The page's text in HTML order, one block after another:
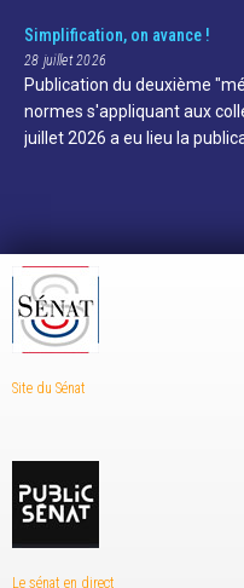
Simplification, on avance !
28 juillet 2026
Publication du deuxième
normes s'appliquant aux
juillet 2026 a eu lieu la
Site du Sénat
Le sénat en direct